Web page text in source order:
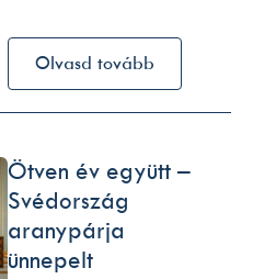
Olvasd tovább
Ötven év együtt –
Svédország
aranypárja
ünnepelt